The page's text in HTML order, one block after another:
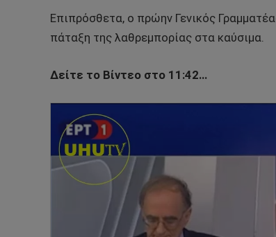
Επιπρόσθετα, ο πρώην Γενικός
πάταξη της λαθρεμπορίας στα καύσιμα.
Δείτε το Βίντεο στο 11:42…